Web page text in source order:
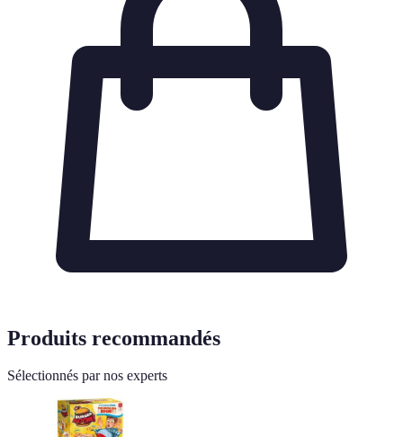
Produits recommandés
Sélectionnés par nos experts